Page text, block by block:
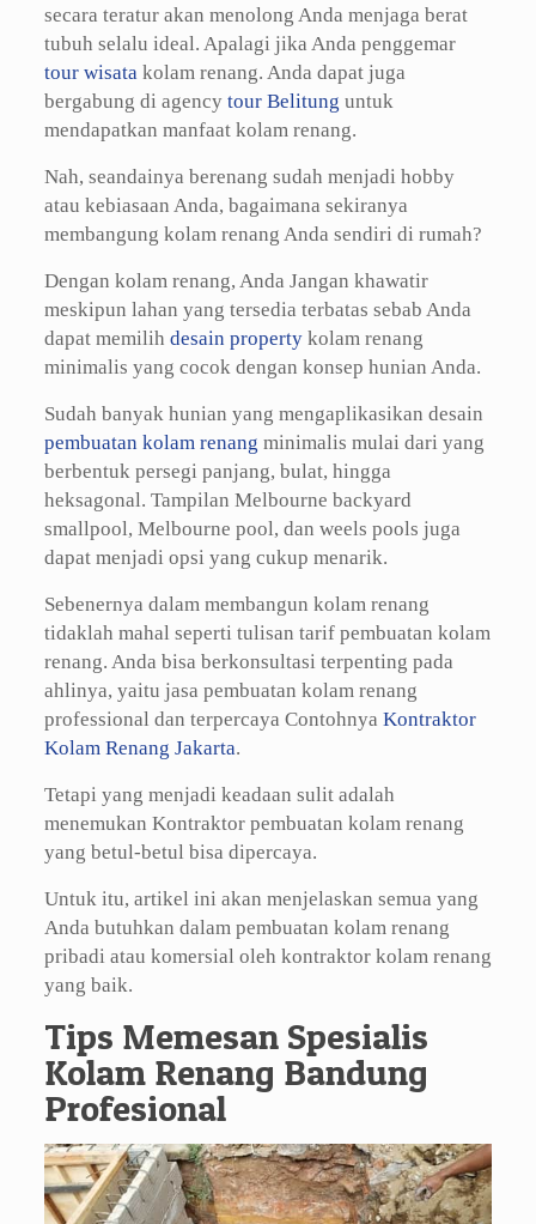
secara teratur akan menolong Anda menjaga berat
tubuh selalu ideal. Apalagi jika Anda penggemar
tour wisatakolam renang. Anda dapat juga
bergabung di agency tour Belitung untuk
mendapatkan manfaat kolam renang.
Nah, seandainya berenang sudah menjadi hobby
atau kebiasaan Anda, bagaimana sekiranya
membangung kolam renang Anda sendiri di rumah?
Dengan kolam renang, Anda Jangan khawatir
meskipun lahan yang tersedia terbatas sebab Anda
dapat memilih desain propertykolam renang
minimalis yang cocok dengan konsep hunian Anda.
Sudah banyak hunian yang mengaplikasikan desain
pembuatan kolam renang minimalis mulai dari yang
berbentuk persegi panjang, bulat, hingga
heksagonal. Tampilan Melbourne backyard
smallpool, Melbourne pool, dan weels pools juga
dapat menjadi opsi yang cukup menarik.
Sebenernya dalam membangun kolam renang
tidaklah mahal seperti tulisan tarif pembuatan kolam
renang. Anda bisa berkonsultasi terpenting pada
ahlinya, yaitu jasa pembuatan kolam renang
professional dan terpercaya Contohnya Kontraktor
Kolam Renang Jakarta.
Tetapi yang menjadi keadaan sulit adalah
menemukan Kontraktor pembuatan kolam renang
yang betul-betul bisa dipercaya.
Untuk itu, artikel ini akan menjelaskan semua yang
Anda butuhkan dalam pembuatan kolam renang
pribadi atau komersial oleh kontraktor kolam renang
yang baik.
Tips Memesan Spesialis
Kolam Renang Bandung
Profesional